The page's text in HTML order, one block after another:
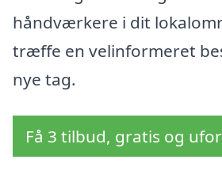
håndværkere i dit
træffe en velinformeret
nye tag.
Få 3 tilbud, gratis og